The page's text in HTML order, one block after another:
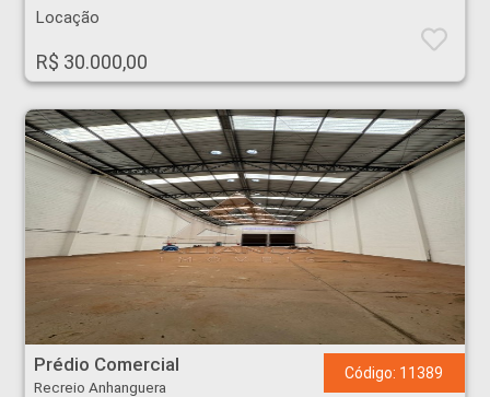
Locação
R$ 30.000,00
Prédio Comercial - Recreio Anhanguera - Ribeirão Preto
Prédio Comercial
Recreio Anhanguera
Código: 11389